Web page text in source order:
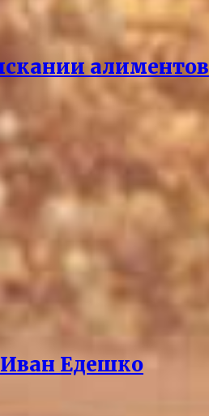
алиментов
Едешко